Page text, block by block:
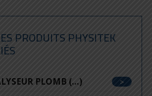
PRODUITS PHYSITEK
PLOMB (...)